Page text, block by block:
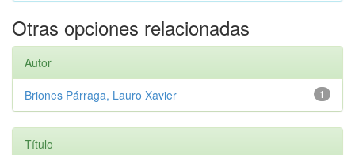
Otras opciones relacionadas
Autor
1
Briones Párraga, Lauro Xavier
Título